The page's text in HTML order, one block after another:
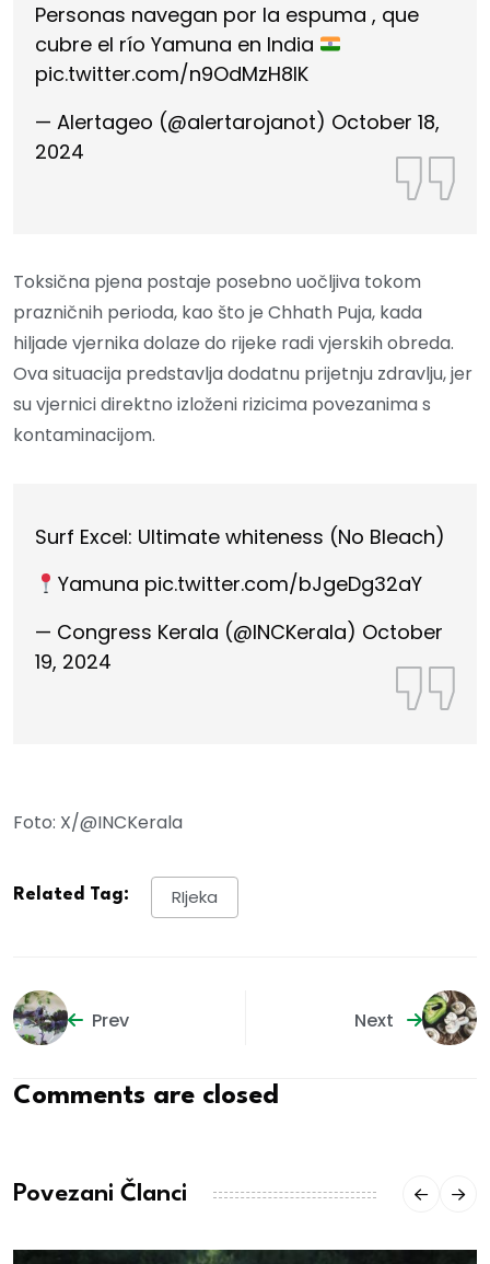
Personas navegan por la espuma , que
cubre el río Yamuna en India
pic.twitter.com/n9OdMzH8IK
— Alertageo (@alertarojanot) October 18,
2024
Toksična pjena postaje posebno uočljiva tokom
prazničnih perioda, kao što je Chhath Puja, kada
hiljade vjernika dolaze do rijeke radi vjerskih obreda.
Ova situacija predstavlja dodatnu prijetnju zdravlju, jer
su vjernici direktno izloženi rizicima povezanima s
kontaminacijom.
Surf Excel: Ultimate whiteness (No Bleach)
Yamuna pic.twitter.com/bJgeDg32aY
— Congress Kerala (@INCKerala) October
19, 2024
Foto: X/@INCKerala
Related Tag: RIjeka
Prev Next
Comments are closed
Povezani Članci